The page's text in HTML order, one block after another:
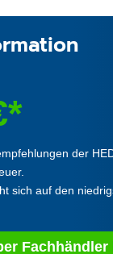
der
sich auf den
Fachhändler